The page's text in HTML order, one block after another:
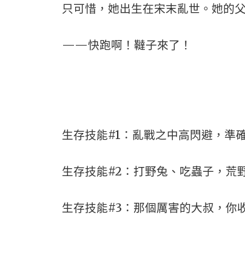
只可惜，她出生在宋末亂世。她的
——快跑啊！韃子來了！
生存技能#1：亂戰之中高閃避，準
生存技能#2：打野兔、吃蟲子，荒
生存技能#3：那個厲害的大叔，你